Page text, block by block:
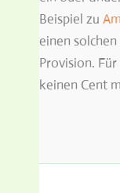
Beispiel zu
einen
Provision.
keinen Cent